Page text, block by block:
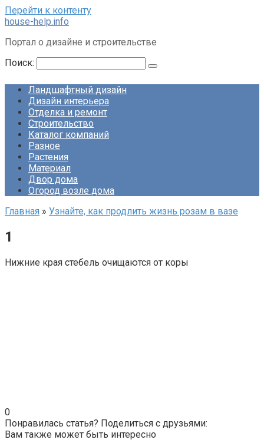
Перейти к контенту
house-help.info
Портал о дизайне и строительстве
Поиск:
Ландшафтный дизайн
Дизайн интерьера
Отделка и ремонт
Строительство
Каталог компаний
Разное
Растения
Материал
Двор дома
Огород возле дома
Главная » Узнайте, как продлить жизнь розам в вазе
1
Нижние края стебель очищаются от коры
0
Понравилась статья? Поделиться с друзьями:
Вам также может быть интересно